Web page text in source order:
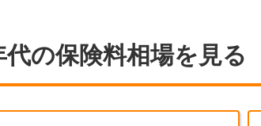
代の保険料相場を見る